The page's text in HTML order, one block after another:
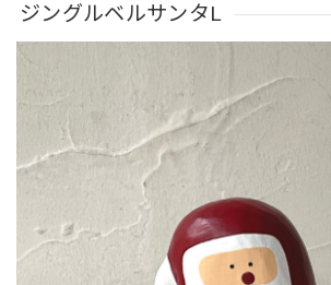
ジングルベルサンタL